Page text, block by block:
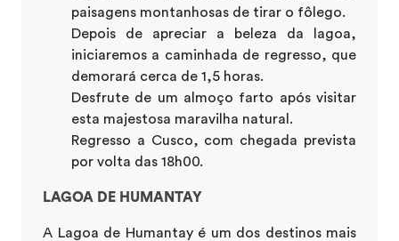
paisagens montanhosas de tirar o fôlego.
Depois de apreciar a beleza da lagoa,
iniciaremos a caminhada de regresso, que
demorará cerca de 1,5 horas.
Desfrute de um almoço farto após visitar
esta majestosa maravilha natural.
Regresso a Cusco, com chegada prevista
por volta das 18h00.
LAGOA DE HUMANTAY
A Lagoa de Humantay é um dos destinos mais